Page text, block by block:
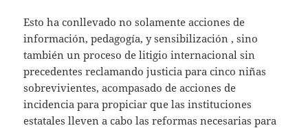
Esto ha conllevado no solamente acciones de
información, pedagogía, y sensibilización , sino
también un proceso de litigio internacional sin
precedentes reclamando justicia para cinco niñas
sobrevivientes, acompasado de acciones de
incidencia para propiciar que las instituciones
estatales lleven a cabo las reformas necesarias para